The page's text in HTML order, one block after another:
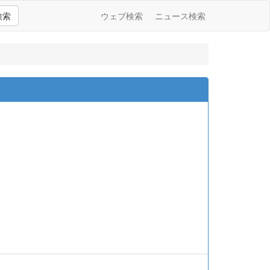
索 ウェブ検索 ニュース検索